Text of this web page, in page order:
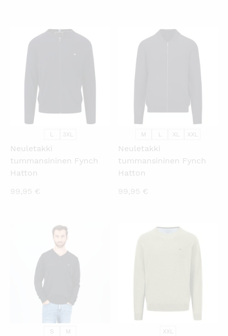
L 3XL
Neuletakki
tummansininen Fynch
Hatton
99,95 €
KATSO PIKANÄKYMÄ
M L XL XXL
Neuletakki
tummansininen Fynch
Hatton
99,95 €
KATSO PIKANÄKYMÄ
S M XXL